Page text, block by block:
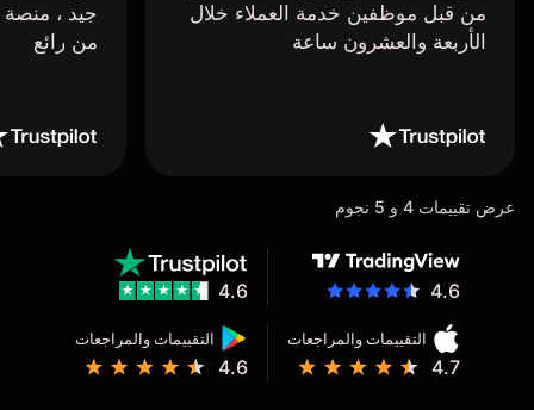
من قبل موظفين خدمة العملاء خلال
الأربعة والعشرون ساعة
جيد ،
من رائع
عرض تقييمات 4 و 5 نجوم
4.6
التقييمات والمراجعات
4.7
التقييمات والمراجعات
4.6
4.6